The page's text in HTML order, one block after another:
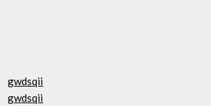
gwdsqii
gwdsqii